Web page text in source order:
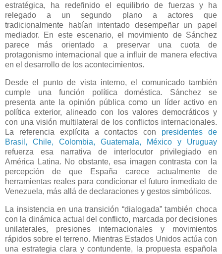
estratégica, ha redefinido el equilibrio de fuerzas y ha
relegado a un segundo plano a actores que
tradicionalmente habían intentado desempeñar un papel
mediador. En este escenario, el movimiento de Sánchez
parece más orientado a preservar una cuota de
protagonismo internacional que a influir de manera efectiva
en el desarrollo de los acontecimientos.
Desde el punto de vista interno, el comunicado también
cumple una función política doméstica. Sánchez se
presenta ante la opinión pública como un líder activo en
política exterior, alineado con los valores democráticos y
con una visión multilateral de los conflictos internacionales.
La referencia explícita a contactos con presidentes de
Brasil, Chile, Colombia, Guatemala, México y Uruguay
refuerza esa narrativa de interlocutor privilegiado en
América Latina. No obstante, esa imagen contrasta con la
percepción de que España carece actualmente de
herramientas reales para condicionar el futuro inmediato de
Venezuela, más allá de declaraciones y gestos simbólicos.
La insistencia en una transición “dialogada” también choca
con la dinámica actual del conflicto, marcada por decisiones
unilaterales, presiones internacionales y movimientos
rápidos sobre el terreno. Mientras Estados Unidos actúa con
una estrategia clara y contundente, la propuesta española